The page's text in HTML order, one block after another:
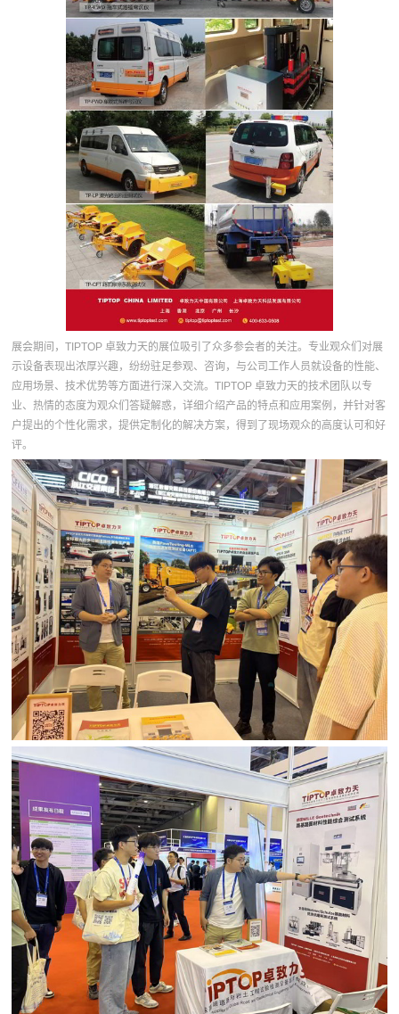
展会期间，TIPTOP 卓致力天的展位吸引了众多参会者的关注。专业观众们对展
示设备表现出浓厚兴趣，纷纷驻足参观、咨询，与公司工作人员就设备的性能、
应用场景、技术优势等方面进行深入交流。TIPTOP 卓致力天的技术团队以专
业、热情的态度为观众们答疑解惑，详细介绍产品的特点和应用案例，并针对客
户提出的个性化需求，提供定制化的解决方案，得到了现场观众的高度认可和好
评。